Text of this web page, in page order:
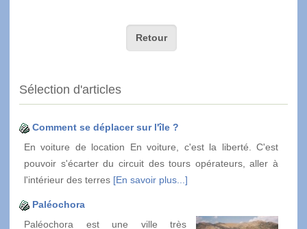
Retour
Sélection d'articles
Comment se déplacer sur l'île ?
En voiture de location En voiture, c'est la liberté. C'est
pouvoir s'écarter du circuit des tours opérateurs, aller à
l'intérieur des terres [En savoir plus...]
Paléochora
Paléochora est une ville très